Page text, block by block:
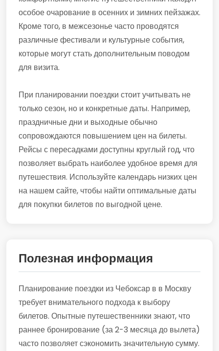
особое очарование в осенних и зимних пейзажах.
Кроме того, в межсезонье часто проводятся
различные фестивали и культурные события,
которые могут стать дополнительным поводом
для визита.
При планировании поездки стоит учитывать не
только сезон, но и конкретные даты. Например,
праздничные дни и выходные обычно
сопровождаются повышением цен на билеты.
Рейсы с пересадками доступны круглый год, что
позволяет выбрать наиболее удобное время для
путешествия. Используйте календарь низких цен
на нашем сайте, чтобы найти оптимальные даты
для покупки билетов по выгодной цене.
Полезная информация
Планирование поездки из Чебоксар в в Москву
требует внимательного подхода к выбору
билетов. Опытные путешественники знают, что
раннее бронирование (за 2-3 месяца до вылета)
часто позволяет сэкономить значительную сумму.